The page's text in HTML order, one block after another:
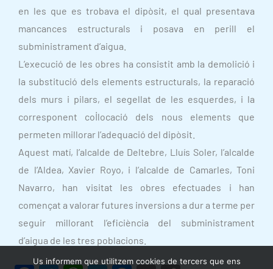
en les que es trobava el dipòsit, el qual presentava
mancances estructurals i posava en perill el
subministrament d’aigua.
L’execució de les obres ha consistit amb la demolició i
la substitució dels elements estructurals, la reparació
dels murs i pilars, el segellat de les esquerdes, i la
corresponent col·locació dels nous elements que
permeten millorar l’adequació del dipòsit.
Aquest matí, l’alcalde de Deltebre, Lluís Soler, l’alcalde
de l’Aldea, Xavier Royo, i l’alcalde de Camarles, Toni
Navarro, han visitat les obres efectuades i han
començat a valorar futures inversions a dur a terme per
seguir millorant l’eficiència del subministrament
d’aigua de les tres poblacions.
Us informem que utilitzem cookies de tercers que ens